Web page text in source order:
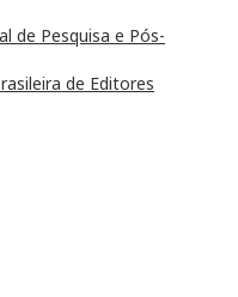
de Pesquisa e Pós-
de Editores